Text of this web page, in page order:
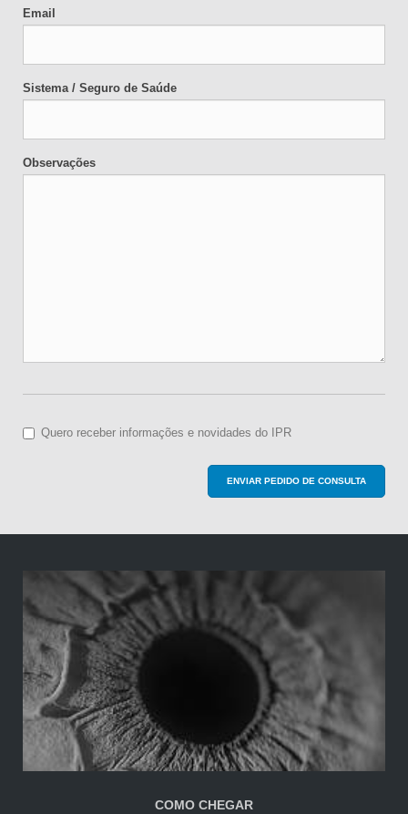
Email
Sistema / Seguro de Saúde
Observações
Quero receber informações e novidades do IPR
ENVIAR PEDIDO DE CONSULTA
COMO CHEGAR